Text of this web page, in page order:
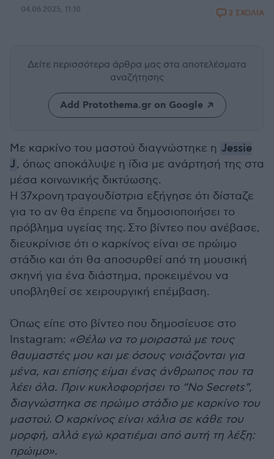
04.06.2025, 11:10 2 ΣΧΟΛΙΑ
Δείτε περισσότερα άρθρα μας στα αποτελέσματα
αναζήτησης
Add Protothema.gr on Google
Με καρκίνο του μαστού διαγνώστηκε η Jessie
J, όπως αποκάλυψε η ίδια με ανάρτησή της στα
μέσα κοινωνικής δικτύωσης.
Η 37χρονη τραγουδίστρια εξήγησε ότι δίσταζε
για το αν θα έπρεπε να δημοσιοποιήσει το
πρόβλημα υγείας της. Στο βίντεο που ανέβασε,
διευκρίνισε ότι ο καρκίνος είναι σε πρώιμο
στάδιο και ότι θα αποσυρθεί από τη μουσική
σκηνή για ένα διάστημα, προκειμένου να
υποβληθεί σε χειρουργική επέμβαση.
Όπως είπε στο βίντεο που δημοσίευσε στο
Instagram: «Θέλω να το μοιραστώ με τους
θαυμαστές μου και με όσους νοιάζονται για
μένα, και επίσης είμαι ένας άνθρωπος που τα
λέει όλα. Πριν κυκλοφορήσει το “No Secrets”,
διαγνώστηκα σε πρώιμο στάδιο με καρκίνο του
μαστού. Ο καρκίνος είναι χάλια σε κάθε του
μορφή, αλλά εγώ κρατιέμαι από αυτή τη λέξη:
πρώιμο».